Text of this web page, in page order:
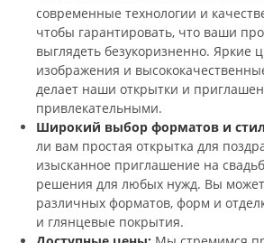
современные технологии и
чтобы гарантировать, что ваши
выглядеть безукоризненно. Яркие
изображения и
делает наши открытки и
привлекательными.
Широкий выбор форматов и
ли вам простая открытка для
изысканное приглашение на
решения для любых нужд. Вы
различных форматов, форм и
и глянцевые покрытия.